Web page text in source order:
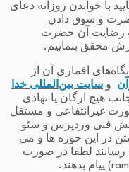
با خواندن روزانه دعای
و سوق دادن
رضایت آن حضرت
محقق بنماییم.
اقماری آن از
و سایت بین‌المللی خدا
هیچ ارگان یا نهادی
غیرانتفاعی و مستقل
فنی وردپرس و سئو
در این حوزه ها و می
رسانند لطفا در صورت